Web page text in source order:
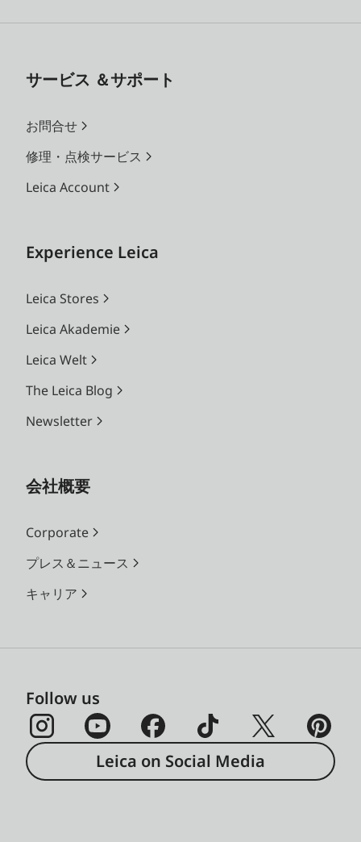
サービス ＆サポート
お問合せ
修理・点検サービス
Leica Account
Experience Leica
Leica Stores
Leica Akademie
Leica Welt
The Leica Blog
Newsletter
会社概要
Corporate
プレス＆ニュース
キャリア
Follow us
Leica on Social Media